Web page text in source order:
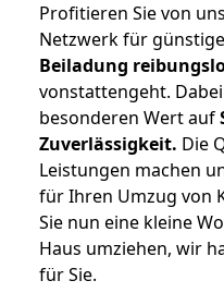
Profitieren Sie von
Netzwerk für
Beiladung
vonstattengeht.
besonderen Wert auf
Zuverlässigkeit. Die
Leistungen machen
für Ihren Umzug von
Sie nun eine kleine
Haus umziehen, wir
für Sie.